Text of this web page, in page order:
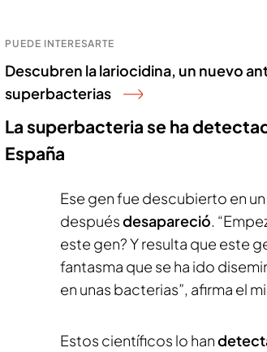
PUEDE INTERESARTE
Descubren la lariocidina, un nuevo
superbacterias
La superbacteria se ha
España
Ese gen fue descubierto en un
despuésdesapareció.
este gen? Y resulta que este
fantasma que se ha ido
en unas bacterias”, afirma el
Estos científicos lo han